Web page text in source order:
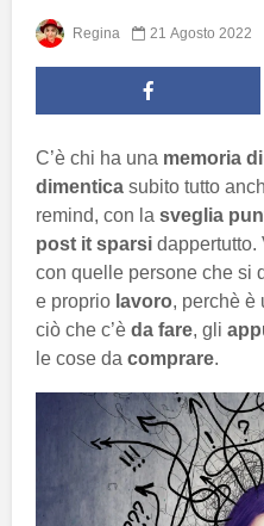
Regina 21 Agosto 2022
C’è chi ha una memoria
dimentica subito tutto
remind, con la sveglia
post it sparsi dappertutto.
con quelle persone che si
e proprio lavoro, perchè è
ciò che c’è da fare, gli
le cose da comprare.